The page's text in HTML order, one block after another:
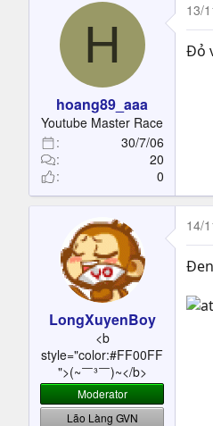
H
hoang89_aaa
Youtube Master Race
30/7/06
20
0
13/
Đỏ
LongXuyenBoy
<b
style="color:#FF00FF
">(~￣³￣)~</b>
Moderator
Lão Làng GVN
14/